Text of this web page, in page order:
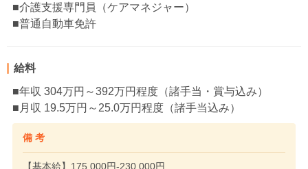
■介護支援専門員（ケアマネジャー）
■普通自動車免許
給料
■年収 304万円～392万円程度（諸手当・賞与込み）
■月収 19.5万円～25.0万円程度（諸手当込み）
備 考
【基本給】175,000円-230,000円